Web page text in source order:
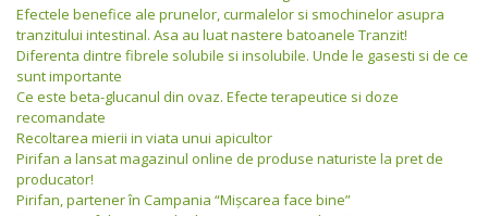
Efectele benefice ale prunelor, curmalelor si smochinelor asupra
tranzitului intestinal. Asa au luat nastere batoanele Tranzit!
Diferenta dintre fibrele solubile si insolubile. Unde le gasesti si de ce
sunt importante
Ce este beta-glucanul din ovaz. Efecte terapeutice si doze
recomandate
Recoltarea mierii in viata unui apicultor
Pirifan a lansat magazinul online de produse naturiste la pret de
producator!
Pirifan, partener în Campania “Mişcarea face bine”